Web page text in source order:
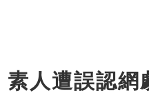
素人遭誤認